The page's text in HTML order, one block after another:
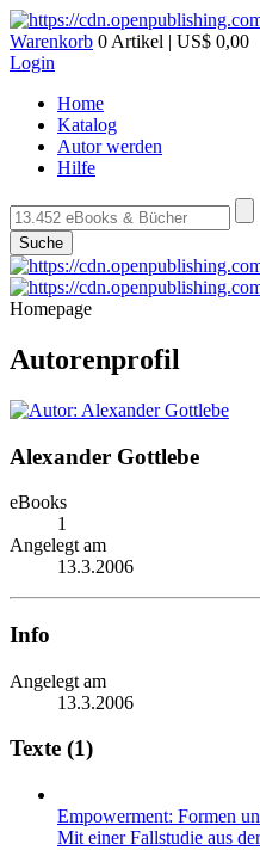
Warenkorb 0 Artikel | US$ 0,00
Login
Home
Katalog
Autor werden
Hilfe
Suche
Homepage
Autorenprofil
Alexander Gottlebe
eBooks
1
Angelegt am
13.3.2006
Info
Angelegt am
13.3.2006
Texte (1)
Empowerment: Formen
Mit einer Fallstudie aus